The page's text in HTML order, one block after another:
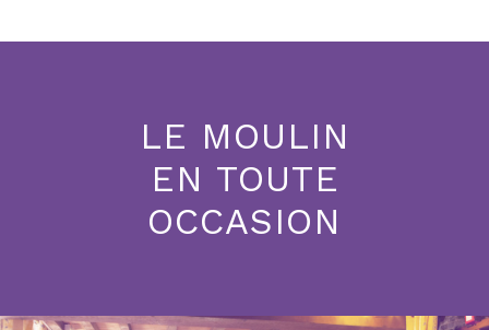
LE MOULIN
EN TOUTE
OCCASION